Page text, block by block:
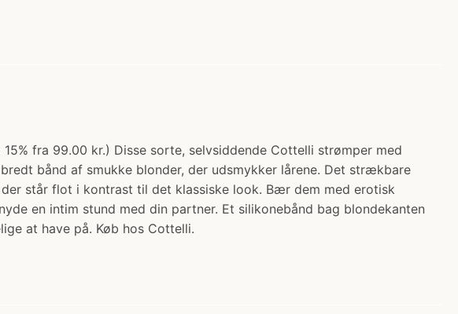
fra 99.00 kr.) Disse sorte, selvsiddende Cottelli strømper med
bånd af smukke blonder, der udsmykker lårene. Det strækbare
står flot i kontrast til det klassiske look. Bær dem med erotisk
en intim stund med din partner. Et silikonebånd bag blondekanten
at have på. Køb hos Cottelli.